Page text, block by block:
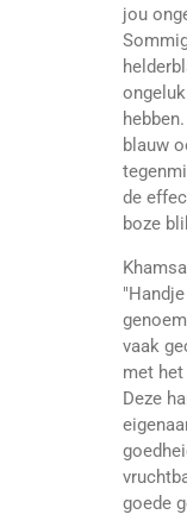
jou
blauw
de
boze
vaak
met het
Deze
goede